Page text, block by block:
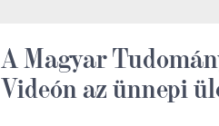
A Magyar
Videón az ünnepi